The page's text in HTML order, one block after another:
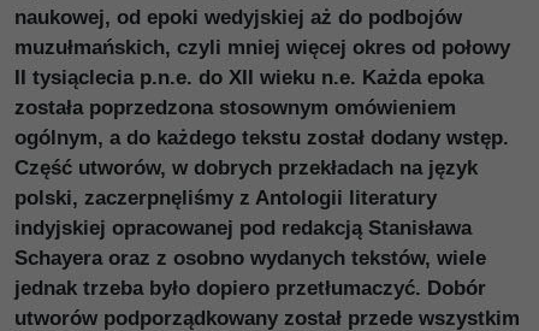
naukowej, od epoki wedyjskiej aż do podbojów
muzułmańskich, czyli mniej więcej okres od połowy
II tysiąclecia p.n.e. do XII wieku n.e. Każda epoka
została poprzedzona stosownym omówieniem
ogólnym, a do każdego tekstu został dodany wstęp.
Część utworów, w dobrych przekładach na język
polski, zaczerpnęliśmy z Antologii literatury
indyjskiej opracowanej pod redakcją Stanisława
Schayera oraz z osobno wydanych tekstów, wiele
jednak trzeba było dopiero przetłumaczyć. Dobór
utworów podporządkowany został przede wszystkim